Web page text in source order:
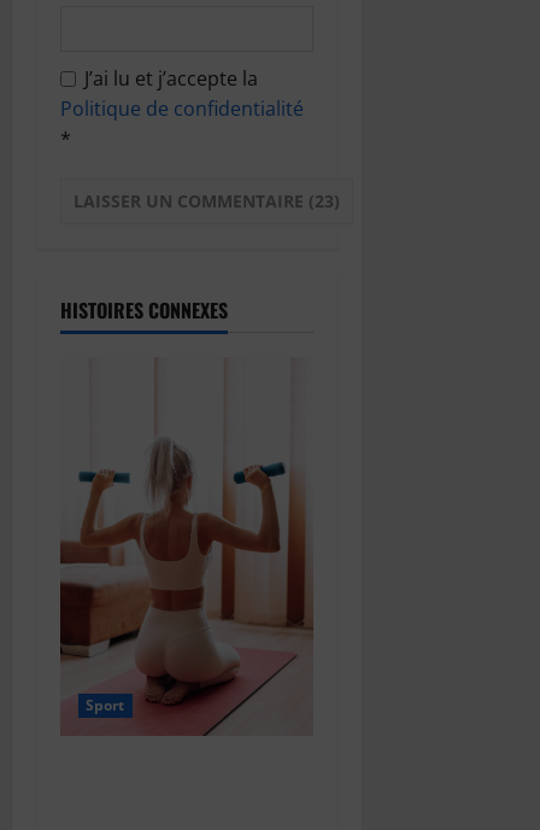
J’ai lu et j’accepte la
Politique de confidentialité
*
HISTOIRES CONNEXES
Sport